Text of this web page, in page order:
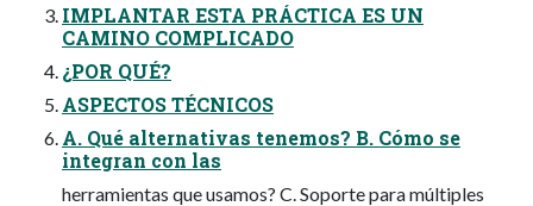
IMPLANTAR ESTA PRÁCTICA ES UN
CAMINO COMPLICADO
¿POR QUÉ?
ASPECTOS TÉCNICOS
A. Qué alternativas tenemos? B. Cómo se
integran con las
herramientas que usamos? C. Soporte para múltiples